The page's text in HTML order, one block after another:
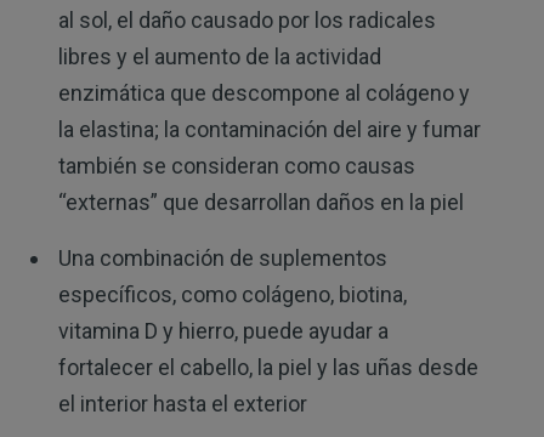
al sol, el daño causado por los radicales
libres y el aumento de la actividad
enzimática que descompone al colágeno y
la elastina; la contaminación del aire y fumar
también se consideran como causas
“externas” que desarrollan daños en la piel
Una combinación de suplementos
específicos, como colágeno, biotina,
vitamina D y hierro, puede ayudar a
fortalecer el cabello, la piel y las uñas desde
el interior hasta el exterior